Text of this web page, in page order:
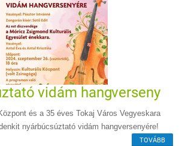
vidám hangverseny
és a 35 éves Tokaj Város Vegyeskara
nyárbúcsúztató vidám hangversenyére!
TOVÁBB